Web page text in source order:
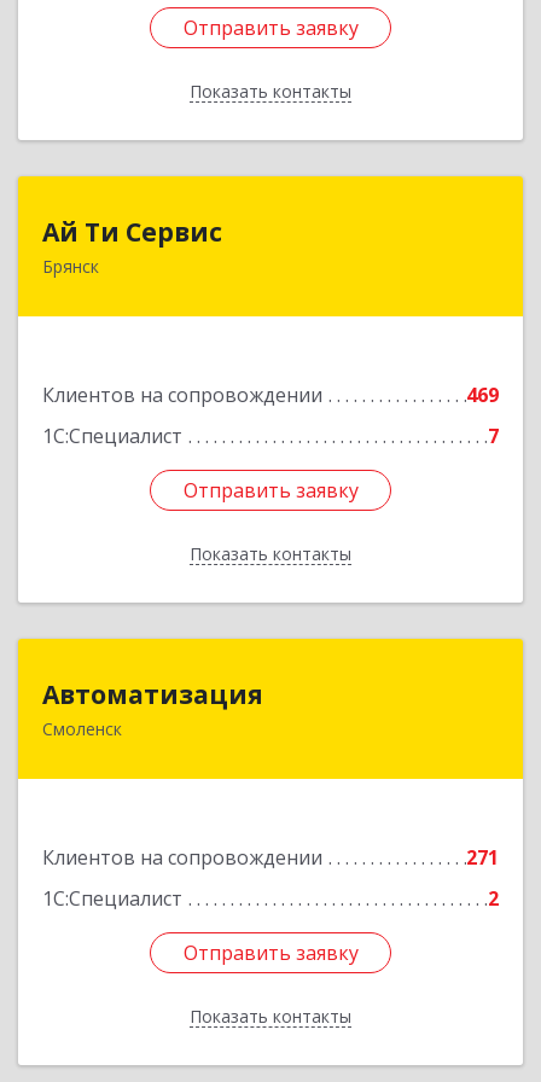
Отправить заявку
Показать контакты
Отправить заявку
Назад
Ай Ти Сервис
Брянск
Клиентов на сопровождении
469
1С:Специалист
7
Отправить заявку
Показать контакты
Отправить заявку
Назад
Автоматизация
Смоленск
Клиентов на сопровождении
271
1С:Специалист
2
Отправить заявку
Показать контакты
214019, Смоленская обл, Смоленск г, Марии
Отправить заявку
Назад